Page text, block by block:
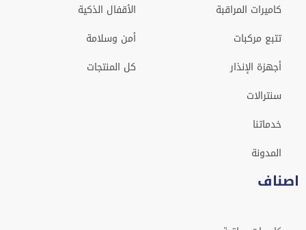
كاميرات المراقبة
تتبع مركبات
أجهزة الإنذار
سنترالات
خدماتنا
المدونة
الأقفال الذكية
أمن وسلامة
كل المنتجات
اصناف